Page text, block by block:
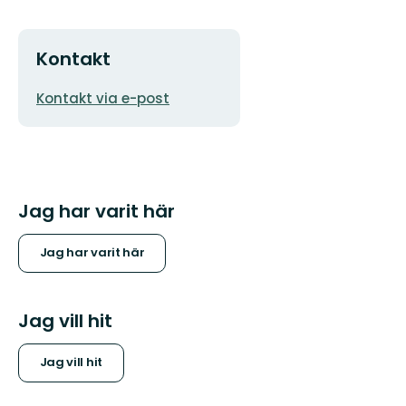
Kontakt
E-
Kontakt via e-post
Jag har varit här
Jag har varit här
Jag vill hit
Jag vill hit